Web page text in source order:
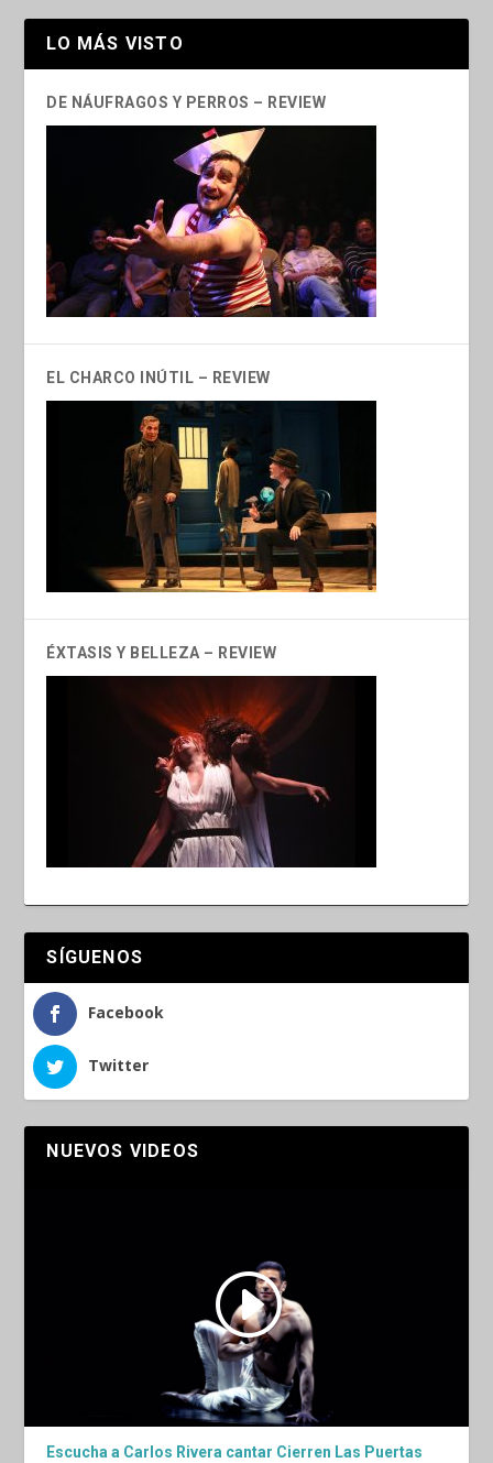
LO MÁS VISTO
DE NÁUFRAGOS Y PERROS – REVIEW
EL CHARCO INÚTIL – REVIEW
ÉXTASIS Y BELLEZA – REVIEW
SÍGUENOS
Facebook
Twitter
NUEVOS VIDEOS
Escucha a Carlos Rivera cantar Cierren Las Puertas